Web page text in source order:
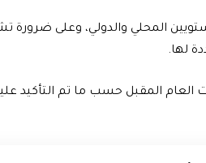
المحلي والدولي، وعلى ضرورة
لها.
العام المقبل حسب ما تم التأكيد